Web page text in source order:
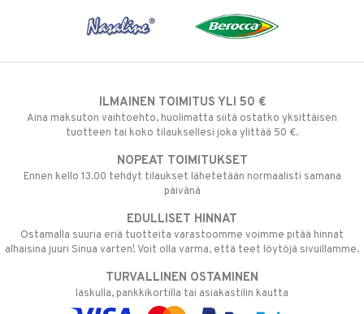
ILMAINEN TOIMITUS YLI 50 €
Aina maksuton vaihtoehto, huolimatta siitä ostatko yksittäisen
tuotteen tai koko tilauksellesi joka ylittää 50 €.
NOPEAT TOIMITUKSET
Ennen kello 13.00 tehdyt tilaukset lähetetään normaalisti samana
päivänä
EDULLISET HINNAT
Ostamalla suuria eriä tuotteita varastoomme voimme pitää hinnat
alhaisina juuri Sinua varten! Voit olla varma, että teet löytöjä sivuillamme.
TURVALLINEN OSTAMINEN
laskulla, pankkikortilla tai asiakastilin kautta